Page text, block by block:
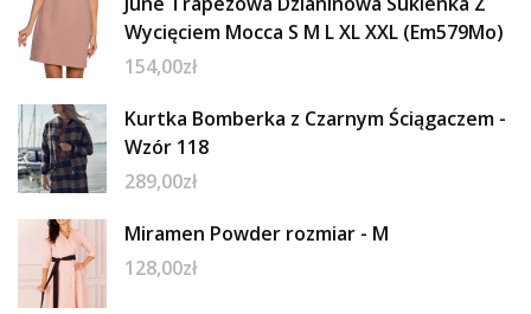
Wycięciem Mocca S M L XL XXL (Em579Mo)
154,00zł
Kurtka Bomberka z Czarnym Ściągaczem -
Wzór 118
289,00zł
Miramen Powder rozmiar - M
128,00zł